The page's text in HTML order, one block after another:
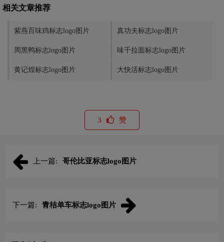
相关文章推荐
紫燕百味鸡标志logo图片 真功夫标志logo图片
周黑鸭标志logo图片 味千拉面标志logo图片
黄记煌标志logo图片 大快活标志logo图片
3 赞
上一篇: 哥伦比亚标志logo图片
下一篇: 青桔单车标志logo图片